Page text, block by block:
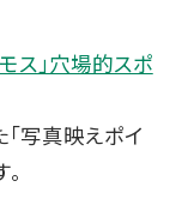
ス」穴場的スポ
写真映えポイ